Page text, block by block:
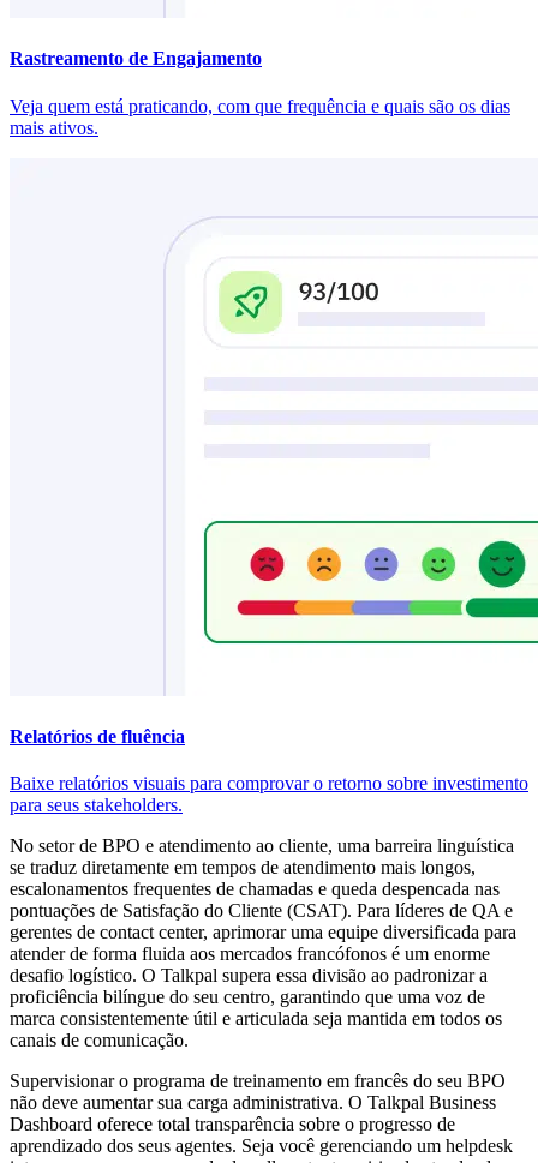
Rastreamento de Engajamento
Veja quem está praticando, com que frequência e quais são os dias
mais ativos.
Relatórios de fluência
Baixe relatórios visuais para comprovar o retorno sobre investimento
para seus stakeholders.
No setor de BPO e atendimento ao cliente, uma barreira linguística
se traduz diretamente em tempos de atendimento mais longos,
escalonamentos frequentes de chamadas e queda despencada nas
pontuações de Satisfação do Cliente (CSAT). Para líderes de QA e
gerentes de contact center, aprimorar uma equipe diversificada para
atender de forma fluida aos mercados francófonos é um enorme
desafio logístico. O Talkpal supera essa divisão ao padronizar a
proficiência bilíngue do seu centro, garantindo que uma voz de
marca consistentemente útil e articulada seja mantida em todos os
canais de comunicação.
Supervisionar o programa de treinamento em francês do seu BPO
não deve aumentar sua carga administrativa. O Talkpal Business
Dashboard oferece total transparência sobre o progresso de
aprendizado dos seus agentes. Seja você gerenciando um helpdesk